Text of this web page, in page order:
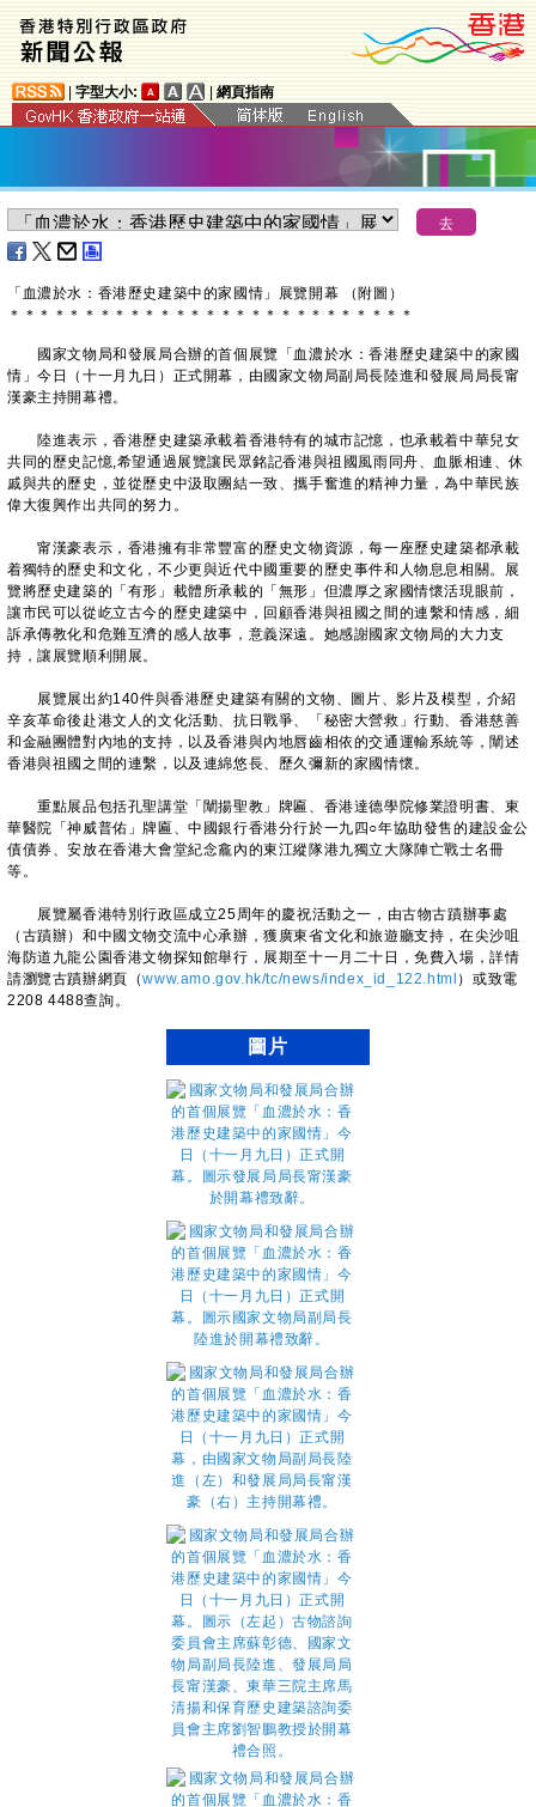
字型大小: 網頁指南
「血濃於水：香港歷史建築中的家國情」展覽開幕 （附圖）
＊ ＊ ＊ ＊ ＊ ＊ ＊ ＊ ＊ ＊ ＊ ＊ ＊ ＊ ＊ ＊ ＊ ＊ ＊ ＊ ＊ ＊ ＊ ＊ ＊ ＊ ＊
國家文物局和發展局合辦的首個展覽「血濃於水：香港歷史建築中的家國
情」今日（十一月九日）正式開幕，由國家文物局副局長陸進和發展局局長甯
漢豪主持開幕禮。
陸進表示，香港歷史建築承載着香港特有的城市記憶，也承載着中華兒女
共同的歷史記憶,希望通過展覽讓民眾銘記香港與祖國風雨同舟、血脈相連、休
戚與共的歷史，並從歷史中汲取團結一致、攜手奮進的精神力量，為中華民族
偉大復興作出共同的努力。
甯漢豪表示，香港擁有非常豐富的歷史文物資源，每一座歷史建築都承載
着獨特的歷史和文化，不少更與近代中國重要的歷史事件和人物息息相關。展
覽將歷史建築的「有形」載體所承載的「無形」但濃厚之家國情懷活現眼前，
讓市民可以從屹立古今的歷史建築中，回顧香港與祖國之間的連繫和情感，細
訴承傳教化和危難互濟的感人故事，意義深遠。她感謝國家文物局的大力支
持，讓展覽順利開展。
展覽展出約140件與香港歷史建築有關的文物、圖片、影片及模型，介紹
辛亥革命後赴港文人的文化活動、抗日戰爭、「秘密大營救」行動、香港慈善
和金融團體對內地的支持，以及香港與內地唇齒相依的交通運輸系統等，闡述
香港與祖國之間的連繫，以及連綿悠長、歷久彌新的家國情懷。
重點展品包括孔聖講堂「闡揚聖教」牌匾、香港達德學院修業證明書、東
華醫院「神威普佑」牌匾、中國銀行香港分行於一九四○年協助發售的建設金公
債債券、安放在香港大會堂紀念龕內的東江縱隊港九獨立大隊陣亡戰士名冊
等。
展覽屬香港特別行政區成立25周年的慶祝活動之一，由古物古蹟辦事處
（古蹟辦）和中國文物交流中心承辦，獲廣東省文化和旅遊廳支持，在尖沙咀
海防道九龍公園香港文物探知館舉行，展期至十一月二十日，免費入場，詳情
請瀏覽古蹟辦網頁（www.amo.gov.hk/tc/news/index_id_122.html ）或致電
2208 4488查詢。
圖片